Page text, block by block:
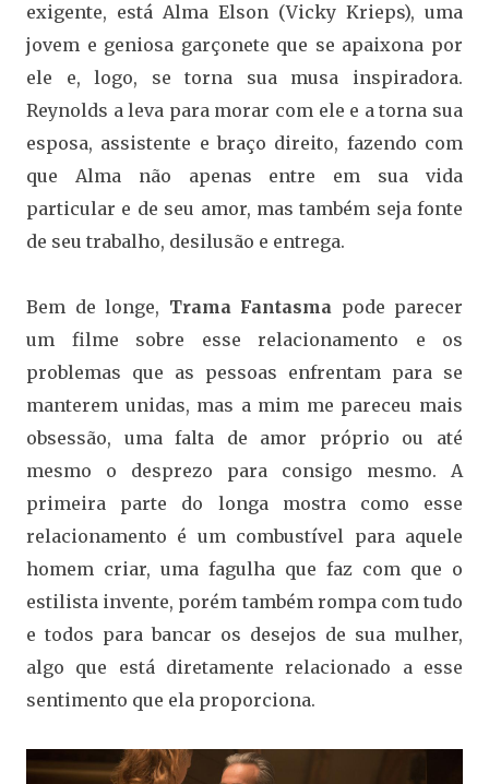
exigente, está Alma Elson (Vicky Krieps), uma
jovem e geniosa garçonete que se apaixona por
ele e, logo, se torna sua musa inspiradora.
Reynolds a leva para morar com ele e a torna sua
esposa, assistente e braço direito, fazendo com
que Alma não apenas entre em sua vida
particular e de seu amor, mas também seja fonte
de seu trabalho, desilusão e entrega.
Bem de longe, Trama Fantasma pode parecer
um filme sobre esse relacionamento e os
problemas que as pessoas enfrentam para se
manterem unidas, mas a mim me pareceu mais
obsessão, uma falta de amor próprio ou até
mesmo o desprezo para consigo mesmo. A
primeira parte do longa mostra como esse
relacionamento é um combustível para aquele
homem criar, uma fagulha que faz com que o
estilista invente, porém também rompa com tudo
e todos para bancar os desejos de sua mulher,
algo que está diretamente relacionado a esse
sentimento que ela proporciona.